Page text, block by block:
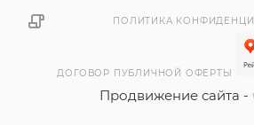
ПОЛИТИКА
ДОГОВОР ПУБЛИЧНОЙ ОФЕРТЫ
Продвижение сайта -